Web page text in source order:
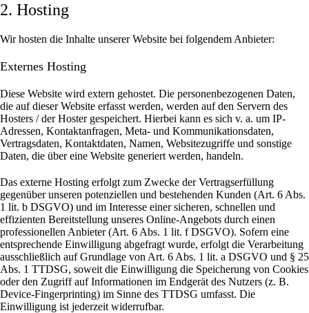
2. Hosting
Wir hosten die Inhalte unserer Website bei folgendem Anbieter:
Externes Hosting
Diese Website wird extern gehostet. Die personenbezogenen Daten,
die auf dieser Website erfasst werden, werden auf den Servern des
Hosters / der Hoster gespeichert. Hierbei kann es sich v. a. um IP-
Adressen, Kontaktanfragen, Meta- und Kommunikationsdaten,
Vertragsdaten, Kontaktdaten, Namen, Websitezugriffe und sonstige
Daten, die über eine Website generiert werden, handeln.
Das externe Hosting erfolgt zum Zwecke der Vertragserfüllung
gegenüber unseren potenziellen und bestehenden Kunden (Art. 6 Abs.
1 lit. b DSGVO) und im Interesse einer sicheren, schnellen und
effizienten Bereitstellung unseres Online-Angebots durch einen
professionellen Anbieter (Art. 6 Abs. 1 lit. f DSGVO). Sofern eine
entsprechende Einwilligung abgefragt wurde, erfolgt die Verarbeitung
ausschließlich auf Grundlage von Art. 6 Abs. 1 lit. a DSGVO und § 25
Abs. 1 TTDSG, soweit die Einwilligung die Speicherung von Cookies
oder den Zugriff auf Informationen im Endgerät des Nutzers (z. B.
Device-Fingerprinting) im Sinne des TTDSG umfasst. Die
Einwilligung ist jederzeit widerrufbar.